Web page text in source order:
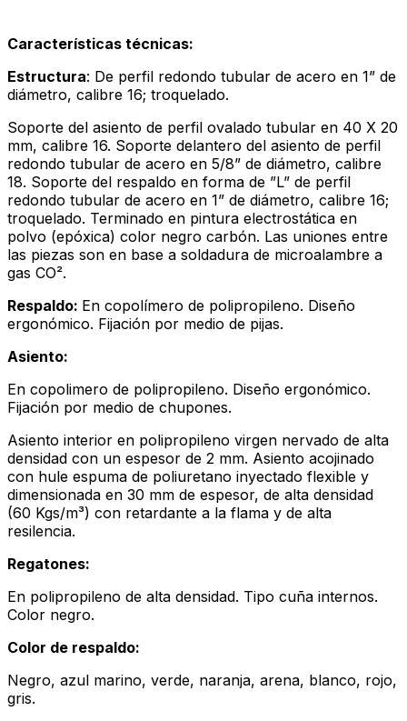
Características técnicas:
Estructura: De perfil redondo tubular de acero en 1” de
diámetro, calibre 16; troquelado.
Soporte del asiento de perfil ovalado tubular en 40 X 20
mm, calibre 16. Soporte delantero del asiento de perfil
redondo tubular de acero en 5/8” de diámetro, calibre
18. Soporte del respaldo en forma de ”L” de perfil
redondo tubular de acero en 1” de diámetro, calibre 16;
troquelado. Terminado en pintura electrostática en
polvo (epóxica) color negro carbón. Las uniones entre
las piezas son en base a soldadura de microalambre a
gas CO².
Respaldo: En copolímero de polipropileno. Diseño
ergonómico. Fijación por medio de pijas.
Asiento:
En copolimero de polipropileno. Diseño ergonómico.
Fijación por medio de chupones.
Asiento interior en polipropileno virgen nervado de alta
densidad con un espesor de 2 mm. Asiento acojinado
con hule espuma de poliuretano inyectado flexible y
dimensionada en 30 mm de espesor, de alta densidad
(60 Kgs/m³) con retardante a la flama y de alta
resilencia.
Regatones:
En polipropileno de alta densidad. Tipo cuña internos.
Color negro.
Color de respaldo:
Negro, azul marino, verde, naranja, arena, blanco, rojo,
gris.